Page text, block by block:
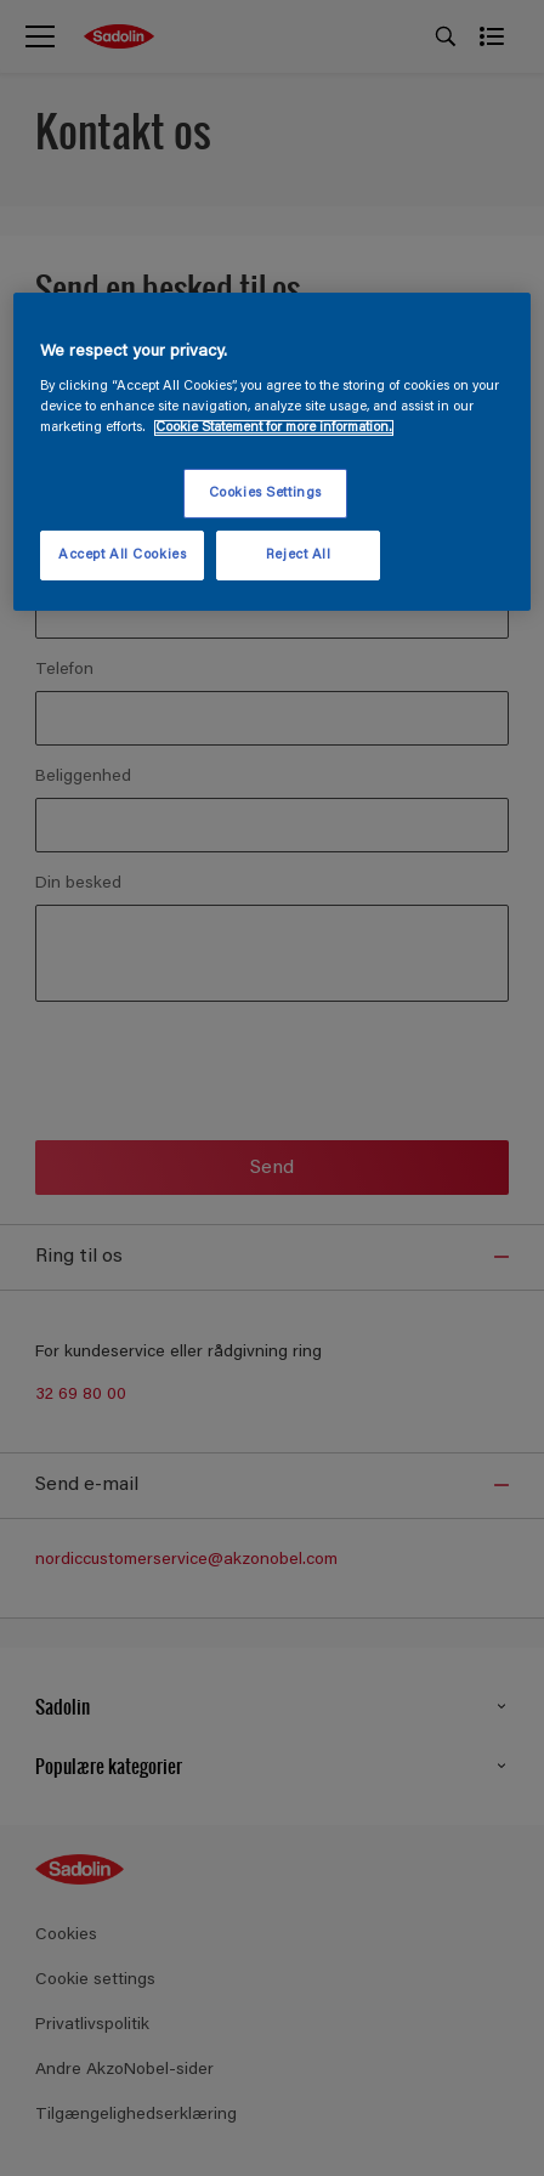
Kontakt os
Send en besked til os
Din grund til at kontakte os
Spørgsmål vedrørende produkt
Kontakt os
Annet
Emailadresse
Telefon
Beliggenhed
Din besked
Send
Ring til os
For kundeservice eller rådgivning ring
32 69 80 00
Send e-mail
nordiccustomerservice@akzonobel.com
Sadolin
Populære kategorier
Guides
Farver
Produkter
Cookies
Cookie settings
Privatlivspolitik
Andre AkzoNobel-sider
Tilgængelighedserklæring
We respect your privacy.
By clicking “Accept All Cookies”, you agree to the storing of cookies on your
device to enhance site navigation, analyze site usage, and assist in our
marketing efforts.
Cookie Statement for more information.
Cookies Settings
Reject All
Accept All Cookies